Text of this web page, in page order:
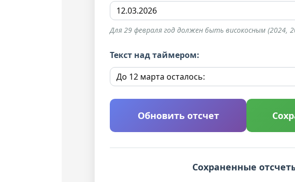
Для 29 февраля год должен быть високосным (2024,
Текст над таймером:
Обновить отсчет
Сохраненные